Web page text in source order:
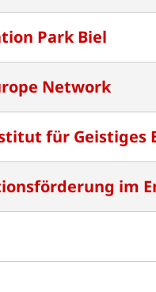
Park Biel
Network
für Geistiges
im